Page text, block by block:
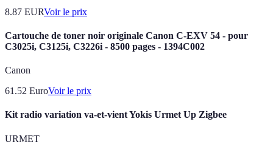
8.87 EURVoir le prix
Cartouche de toner noir originale Canon C-EXV 54 - pour
C3025i, C3125i, C3226i - 8500 pages - 1394C002
Canon
61.52 EuroVoir le prix
Kit radio variation va-et-vient Yokis Urmet Up Zigbee
URMET